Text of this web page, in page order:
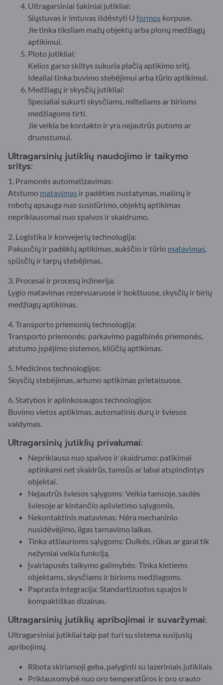
Ultragarsiniai šakiniai jutikliai:
Siųstuvas ir imtuvas išdėstyti U formos korpuse.
Jie tinka tiksliam mažų objektų arba plonų medžiagų
aptikimui.
Ploto jutikliai:
Kelios garso skiltys sukuria plačią aptikimo sritį.
Idealiai tinka buvimo stebėjimui arba tūrio aptikimui.
Medžiagų ir skysčių jutikliai:
Specialiai sukurti skysčiams, milteliams ar birioms
medžiagoms tirti.
Jie veikia be kontakto ir yra nejautrūs putoms ar
drumstumui.
Ultragarsinių jutiklių naudojimo ir taikymo
sritys:
1. Pramonės automatizavimas:
Atstumo matavimas ir padėties nustatymas, mašinų ir
robotų apsauga nuo susidūrimo, objektų aptikimas
nepriklausomai nuo spalvos ir skaidrumo.
2. Logistika ir konvejerių technologija:
Pakuočių ir padėklų aptikimas, aukščio ir tūrio matavimas,
spūsčių ir tarpų stebėjimas.
3. Procesai ir procesų inžinerija:
Lygio matavimas rezervuaruose ir bokštuose, skysčių ir birių
medžiagų aptikimas.
4. Transporto priemonių technologija:
Transporto priemonės: parkavimo pagalbinės priemonės,
atstumo įspėjimo sistemos, kliūčių aptikimas.
5. Medicinos technologijos:
Skysčių stebėjimas, artumo aptikimas prietaisuose.
6. Statybos ir aplinkosaugos technologijos:
Buvimo vietos aptikimas, automatinis durų ir šviesos
valdymas.
Ultragarsinių jutiklių privalumai:
Nepriklauso nuo spalvos ir skaidrumo: patikimai
aptinkami net skaidrūs, tamsūs ar labai atspindintys
objektai.
Nejautrūs šviesos sąlygoms: Veikia tamsoje, saulės
šviesoje ar kintančio apšvietimo sąlygomis.
Nekontaktinis matavimas: Nėra mechaninio
nusidėvėjimo, ilgas tarnavimo laikas.
Tinka atšiaurioms sąlygoms: Dulkės, rūkas ar garai tik
nežymiai veikia funkciją.
Įvairiapusės taikymo galimybės: Tinka kietiems
objektams, skysčiams ir birioms medžiagoms.
Paprasta integracija: Standartizuotos sąsajos ir
kompaktiškas dizainas.
Ultragarsinių jutiklių apribojimai ir suvaržymai:
Ultragarsiniai jutikliai taip pat turi su sistema susijusių
apribojimų.
Ribota skiriamoji geba, palyginti su lazeriniais jutikliais
Priklausomybė nuo oro temperatūros ir oro srauto